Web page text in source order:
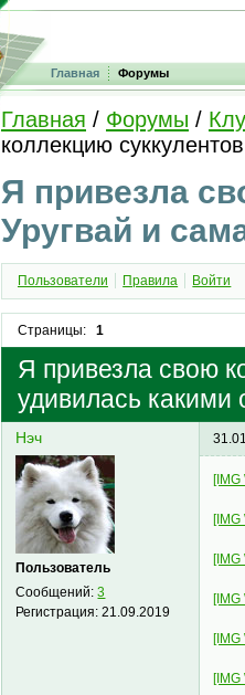
Главная Форумы
Главная / Форумы /
коллекцию
Я привезла
Уругвай и
Пользователи Правила Войти
Страницы: 1
Я привезла свою
удивилась какими
Нэч
Пользователь
Сообщений:3
Регистрация:21.09.2019